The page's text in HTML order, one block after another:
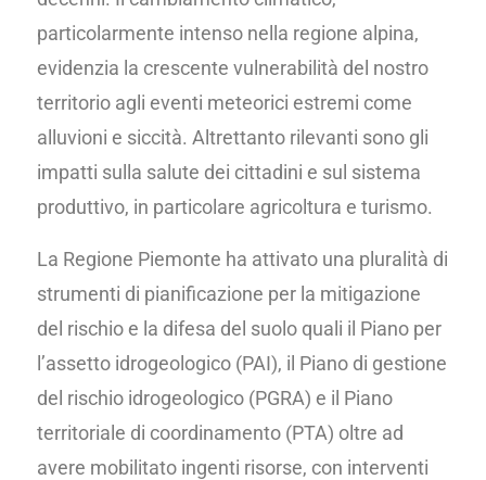
particolarmente intenso nella regione alpina,
evidenzia la crescente vulnerabilità del nostro
territorio agli eventi meteorici estremi come
alluvioni e siccità. Altrettanto rilevanti sono gli
impatti sulla salute dei cittadini e sul sistema
produttivo, in particolare agricoltura e turismo.
La Regione Piemonte ha attivato una pluralità di
strumenti di pianificazione per la mitigazione
del rischio e la difesa del suolo quali il Piano per
l’assetto idrogeologico (PAI), il Piano di gestione
del rischio idrogeologico (PGRA) e il Piano
territoriale di coordinamento (PTA) oltre ad
avere mobilitato ingenti risorse, con interventi